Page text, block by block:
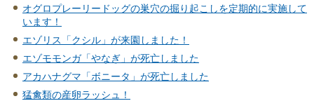
オグロプレーリードッグの巣穴の掘り起こしを定期的に実施して
います！
エゾリス「クシル」が来園しました！
エゾモモンガ「やなぎ」が死亡しました
アカハナグマ「ボニータ」が死亡しました
猛禽類の産卵ラッシュ！